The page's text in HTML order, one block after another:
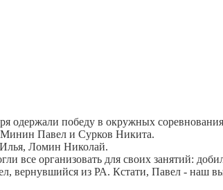
одержали победу в окружных
Павел и Сурков Никита.
Ломин Николай.
все организовать для своих занятий:
вернувшийся из РА. Кстати, Павел - наш